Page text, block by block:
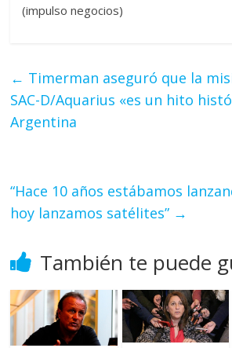
(impulso negocios)
← Timerman aseguró que la
SAC-D/Aquarius «es un hito
Argentina
“Hace 10 años estábamos
hoy lanzamos satélites” →
También te puede